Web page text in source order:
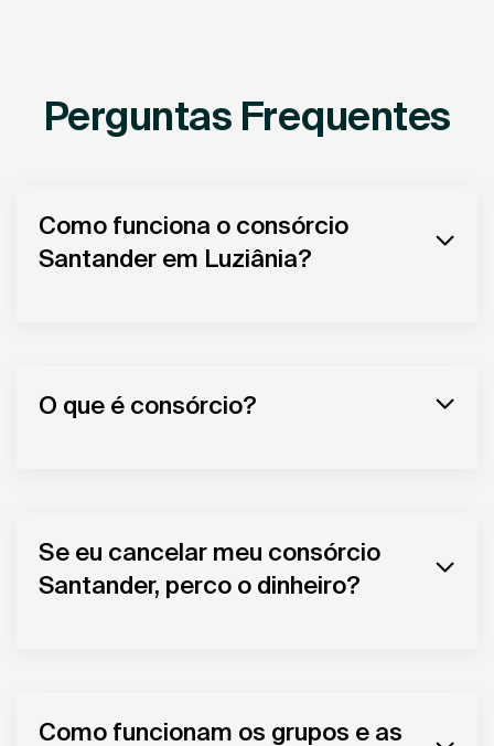
Perguntas Frequentes
Como funciona o consórcio
Santander em Luziânia?
O que é consórcio?
Se eu cancelar meu consórcio
Santander, perco o dinheiro?
Como funcionam os grupos e as